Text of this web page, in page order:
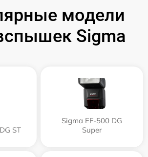
модели
Sigma
ST
Sigma EF-500 DG
Super